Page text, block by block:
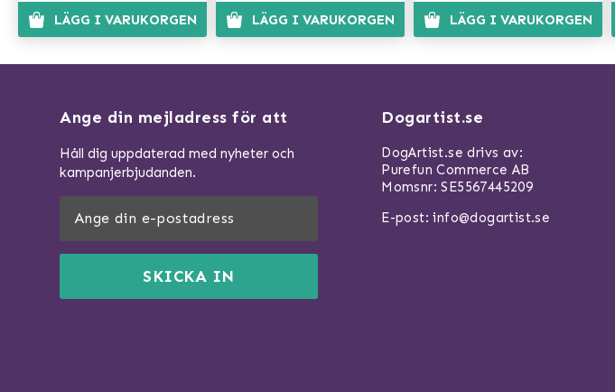
LÄGG I VARUKORGEN LÄGG I VARUKORGEN LÄGG I VARUKORGEN
Ange din mejladress för att
Håll dig uppdaterad med nyheter och
kampanjerbjudanden.
SKICKA IN
Dogartist.se
DogArtist.se drivs av:
Purefun Commerce AB
Momsnr: SE5567445209
E-post:info@dogartist.se